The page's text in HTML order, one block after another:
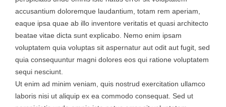
accusantium doloremque laudantium, totam rem aperiam,
eaque ipsa quae ab illo inventore veritatis et quasi architecto
beatae vitae dicta sunt explicabo. Nemo enim ipsam
voluptatem quia voluptas sit aspernatur aut odit aut fugit, sed
quia consequuntur magni dolores eos qui ratione voluptatem
sequi nesciunt.
Ut enim ad minim veniam, quis nostrud exercitation ullamco
laboris nisi ut aliquip ex ea commodo consequat. Sed ut